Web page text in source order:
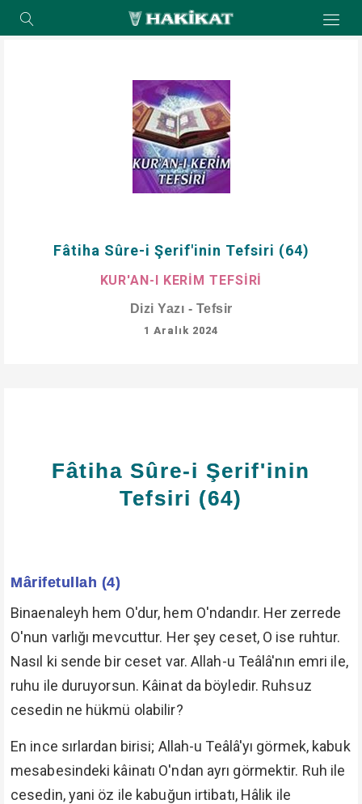
Fâtiha Sûre-i Şerif'inin Tefsiri (64)
KUR'AN-I KERİM TEFSİRİ
Dizi Yazı - Tefsir
1 Aralık 2024
Fâtiha Sûre-i Şerif'inin
Tefsiri (64)
Mârifetullah (4)
Binaenaleyh hem O'dur, hem O'ndandır. Her zerrede
O'nun varlığı mevcuttur. Her şey ceset, O ise ruhtur.
Nasıl ki sende bir ceset var. Allah-u Teâlâ'nın emri ile,
ruhu ile duruyorsun. Kâinat da böyledir. Ruhsuz
cesedin ne hükmü olabilir?
En ince sırlardan birisi; Allah-u Teâlâ'yı görmek, kabuk
mesabesindeki kâinatı O'ndan ayrı görmektir. Ruh ile
cesedin, yani öz ile kabuğun irtibatı, Hâlik ile